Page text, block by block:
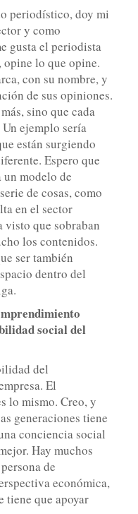
periodístico, doy mi
y como
gusta el periodista
lo que opine.
con su nombre, y
de sus opiniones.
sino que cada
ejemplo sería
están surgiendo
Espero que
un modelo de
de cosas, como
en el sector
que sobraban
los contenidos.
ser también
dentro del
social del
del
El
lo mismo. Creo, y
generaciones tiene
conciencia social
Hay muchos
de
económica,
tiene que apoyar